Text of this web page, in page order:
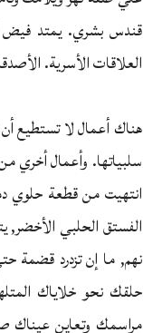
قندس بشري. يمتد فيض
العلاقات الأسرية.
هناك أعمال لا تستطيع
سلبياتها. وأعمال أخري
انتهيت من قطعة حلوي
الفستق الحلبي
نهم, ما إن تزدرد قضمة
حلقك نحو خلاياك
مراسمك وتعاين عيناك